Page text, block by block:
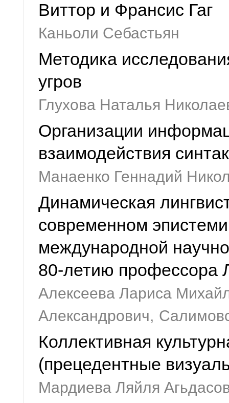
Виттор и Франсис Гаг
Каньоли Себастьян
Методика
угров
Глухова Наталья
Организации
взаимодействия
Манаенко Геннадий
Динамическая
современном
международной
80-летию профессора
Алексеева Лариса
Александрович,
Коллективная
(прецедентные
Мардиева Ляйля